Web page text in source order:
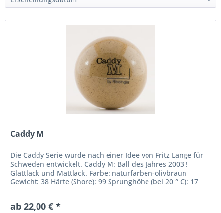
Caddy M
Die Caddy Serie wurde nach einer Idee von Fritz Lange für
Schweden entwickelt. Caddy M: Ball des Jahres 2003 !
Glattlack und Mattlack. Farbe: naturfarben-olivbraun
Gewicht: 38 Härte (Shore): 99 Sprunghöhe (bei 20 ° C): 17
ab 22,00 € *